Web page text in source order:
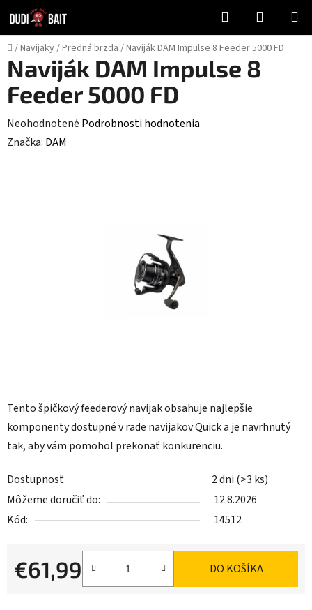
na
obsah
Hľadať
KOŠÍK
Domov
/Navijaky/Predná brzda/Naviják DAM Impulse 8 Feeder 5000 FD
Tento špičkový feederový navijak obsahuje najlepšie
komponenty dostupné v rade navijakov Quick a je navrhnutý
tak, aby vám pomohol prekonať konkurenciu.
Dostupnosť 2 dni (>3 ks)
Môžeme doručiť do:
12.8.2026
Kód:
14512
€61,99
Jednotková cena:
DO KOŠÍKA
Naviják DAM Impulse 8
Feeder 5000 FD
Priemerné
hodnotenie
Neohodnotené Podrobnosti hodnotenia
Značka: DAM